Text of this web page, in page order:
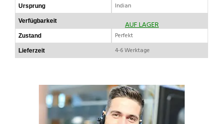
Ursprung Indian
Verfügbarkeit AUF LAGER
Zustand Perfekt
Lieferzeit 4-6 Werktage